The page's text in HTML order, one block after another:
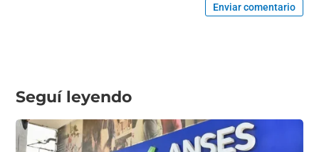
Enviar comentario
Seguí leyendo